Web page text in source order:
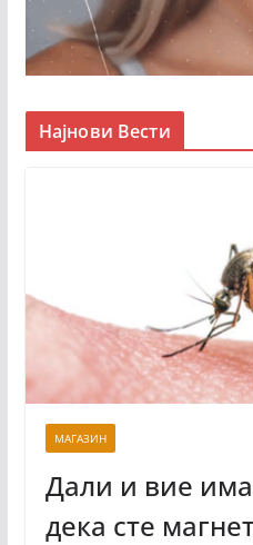
Најнови Вести
МАГАЗИН
Дали и вие
дека сте